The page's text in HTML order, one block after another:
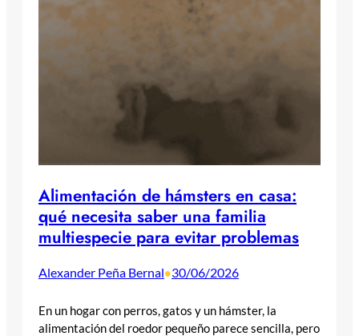
Alimentación de hámsters en casa:
qué necesita saber una familia
multiespecie para evitar problemas
Alexander Peña Bernal•30/06/2026
En un hogar con perros, gatos y un hámster, la
alimentación del roedor pequeño parece sencilla, pero